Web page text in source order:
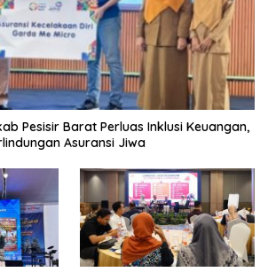
Pesisir Barat Perluas Inklusi Keuangan,
Asuransi Jiwa